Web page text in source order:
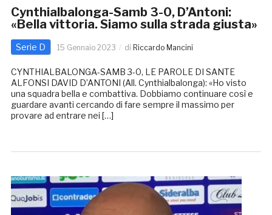
Cynthialbalonga-Samb 3-0, D’Antoni:
«Bella vittoria. Siamo sulla strada giusta»
Serie D 15 Gennaio 2023 di Riccardo Mancini
CYNTHIALBALONGA-SAMB 3-0, LE PAROLE DI SANTE
ALFONSI DAVID D’ANTONI (All. Cynthialbalonga): «Ho visto
una squadra bella e combattiva. Dobbiamo continuare così e
guardare avanti cercando di fare sempre il massimo per
provare ad entrare nei […]